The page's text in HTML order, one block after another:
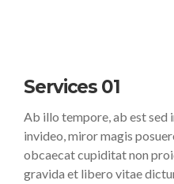
Services 01
Ab illo tempore, ab est sed
invideo, miror magis
obcaecat cupiditat non
gravida et libero vitae